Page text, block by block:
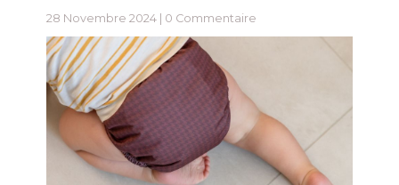
28 Novembre 2024 | 0 Commentaire